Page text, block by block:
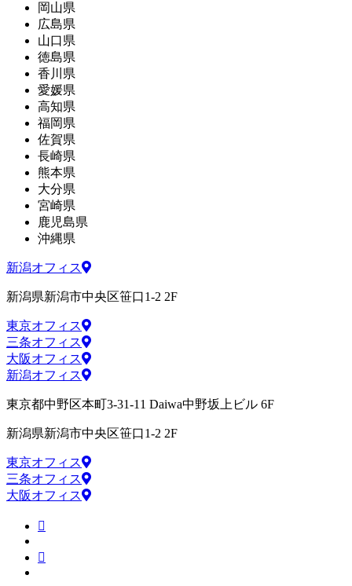
岡山県
広島県
山口県
徳島県
香川県
愛媛県
高知県
福岡県
佐賀県
長崎県
熊本県
大分県
宮崎県
鹿児島県
沖縄県
新潟オフィス
新潟県新潟市中央区笹口1-2 2F
東京オフィス
三条オフィス
大阪オフィス
新潟オフィス
東京都中野区本町3-31-11 Daiwa中野坂上ビル 6F
新潟県新潟市中央区笹口1-2 2F
東京オフィス
三条オフィス
大阪オフィス